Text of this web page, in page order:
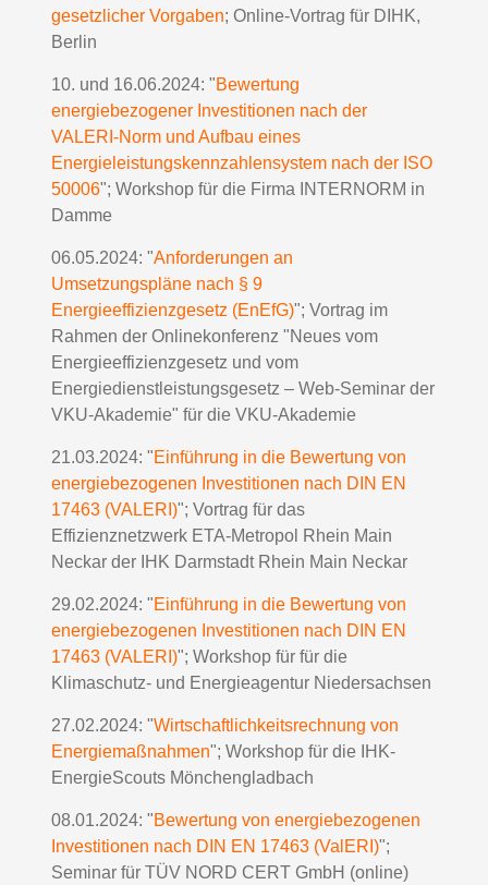
gesetzlicher Vorgaben; Online-Vortrag für DIHK,
Berlin
10. und 16.06.2024: "Bewertung
energiebezogener Investitionen nach der
VALERI-Norm und Aufbau eines
Energieleistungskennzahlensystem nach der ISO
50006"; Workshop für die Firma INTERNORM in
Damme
06.05.2024: "Anforderungen an
Umsetzungspläne nach § 9
Energieeffizienzgesetz (EnEfG)"; Vortrag im
Rahmen der Onlinekonferenz "Neues vom
Energieeffizienzgesetz und vom
Energiedienstleistungsgesetz – Web-Seminar der
VKU-Akademie" für die VKU-Akademie
21.03.2024: "Einführung in die Bewertung von
energiebezogenen Investitionen nach DIN EN
17463 (VALERI)"; Vortrag für das
Effizienznetzwerk ETA-Metropol Rhein Main
Neckar der IHK Darmstadt Rhein Main Neckar
29.02.2024: "Einführung in die Bewertung von
energiebezogenen Investitionen nach DIN EN
17463 (VALERI)"; Workshop für für die
Klimaschutz- und Energieagentur Niedersachsen
27.02.2024: "Wirtschaftlichkeitsrechnung von
Energiemaßnahmen"; Workshop für die IHK-
EnergieScouts Mönchengladbach
08.01.2024: "Bewertung von energiebezogenen
Investitionen nach DIN EN 17463 (ValERI)";
Seminar für TÜV NORD CERT GmbH (online)